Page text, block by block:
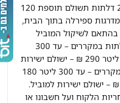
בפירוק דלתות למקרר 2 דלתות תשולם תוספת 120
ספירלה בתוך הבית,
לשיקול המוביל
ותנאי המקום. היפוך דלתות במקררים – עד 300
ליטר 200 ₪, 300-600 ליטר 290 ₪ – ישולם ישירות
לטכנא. פירוק דלתות במקררים – עד 300 ליטר 180
600 ליטר 250 ₪ – ישולם ישירות למוביל.
הלקוח ועל חשבונו או